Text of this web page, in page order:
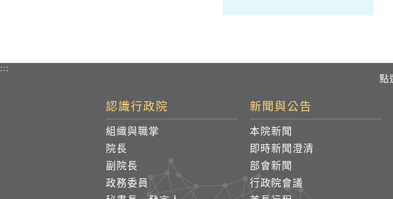
:::
認識行政院
組織與職掌
院長
副院長
政務委員
新聞與公告
本院新聞
即時新聞澄清
部會新聞
行政院會議